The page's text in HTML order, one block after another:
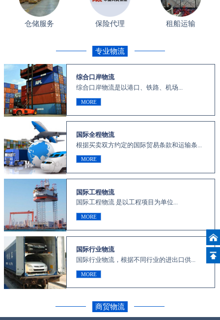
仓储服务 保险代理 租船运输
专业物流
综合口岸物流
综合口岸物流是以港口、铁路、机场...
MORE
国际全程物流
根据买卖双方约定的国际贸易条款和运输条...
MORE
国际工程物流
国际工程物流 是以工程项目为单位...
MORE
国际行业物流
国际行业物流，根据不同行业的进出口供...
MORE
商贸物流